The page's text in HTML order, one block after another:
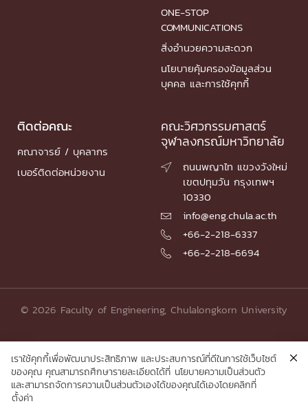
ONE-STOP
COMMUNICATIONS
สิ่งอำนวยความสะดวก
นโยบายคุ้มครองข้อมูลส่วน
บุคคล และการใช้คุกกี้
ติดต่อคณะ
คณาจารย์ / บุคลากร
เบอร์ติดต่อหน่วยงาน
คณะวิศวกรรมศาสตร์
จุฬาลงกรณ์มหาวิทยาลัย

ถนนพญาไท แขวงวังใหม่
เขตปทุมวัน กรุงเทพฯ
10330
 info@eng.chula.ac.th
 +66-2-218-6337
 +66-2-218-6694
© 2026 Faculty of Engineering, Chulalongkorn University
เราใช้คุกกี้เพื่อพัฒนาประสิทธิภาพ และประสบการณ์ที่ดีในการใช้เว็บไซต์
ของคุณ คุณสามารถศึกษารายละเอียดได้ที่ นโยบายความเป็นส่วนตัว
และสามารถจัดการความเป็นส่วนตัวเองได้ของคุณได้เองโดยคลิกที่
ตั้งค่า